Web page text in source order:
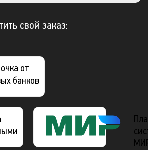
свой заказ:
от
банков